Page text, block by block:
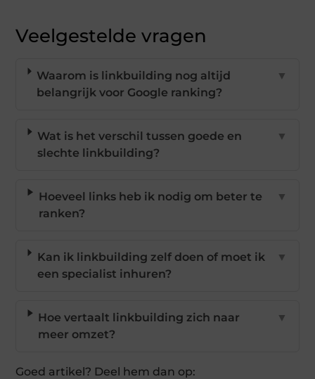
Veelgestelde vragen
Waarom is linkbuilding nog altijd
belangrijk voor Google ranking?
▼
Wat is het verschil tussen goede en
slechte linkbuilding?
▼
Hoeveel links heb ik nodig om beter te
ranken?
▼
Kan ik linkbuilding zelf doen of moet ik
een specialist inhuren?
▼
Hoe vertaalt linkbuilding zich naar
meer omzet?
▼
Goed artikel? Deel hem dan op: